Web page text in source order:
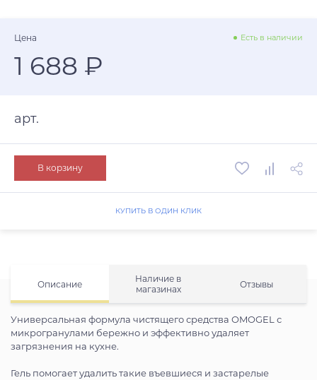
Описание
Наличие в
магазинах
Отзывы
Универсальная формула чистящего средства OMOGEL с
микрогранулами бережно и эффективно удаляет
загрязнения на кухне.
Гель помогает удалить такие въевшиеся и застарелые
Цена Есть в наличии
1 688 ₽
арт.
В корзину
КУПИТЬ В ОДИН КЛИК